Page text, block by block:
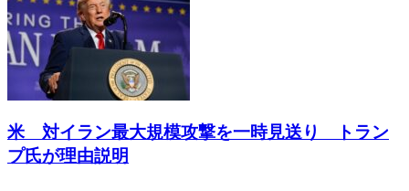
米 対イラン最大規模攻撃を一時見送り トラン
プ氏が理由説明